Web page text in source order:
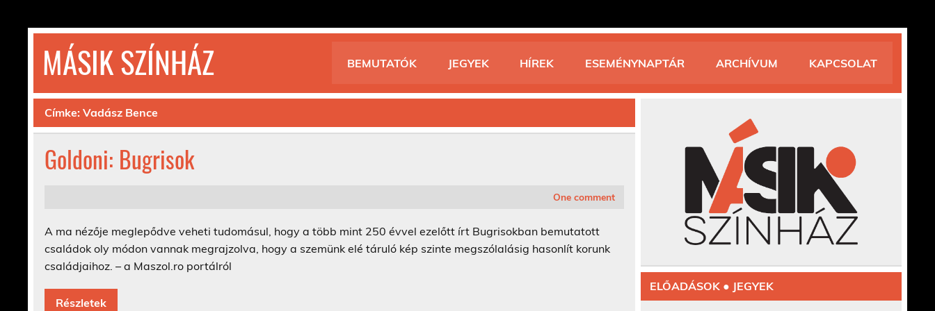
content
MÁSIK SZÍNHÁZ
© 1992-2026
BEMUTATÓK JEGYEK HÍREK ESEMÉNYNAPTÁR ARCHÍVUM KAPCSOLAT
Címke:Vadász Bence
Goldoni: Bugrisok
One comment
A ma nézője meglepődve veheti tudomásul, hogy a több mint 250 évvel ezelőtt írt Bugrisokban bemutatott
családok oly módon vannak megrajzolva, hogy a szemünk elé táruló kép szinte megszólalásig hasonlít korunk
családjaihoz. – a Maszol.ro portálról
Részletek
ELŐADÁSOK ● JEGYEK